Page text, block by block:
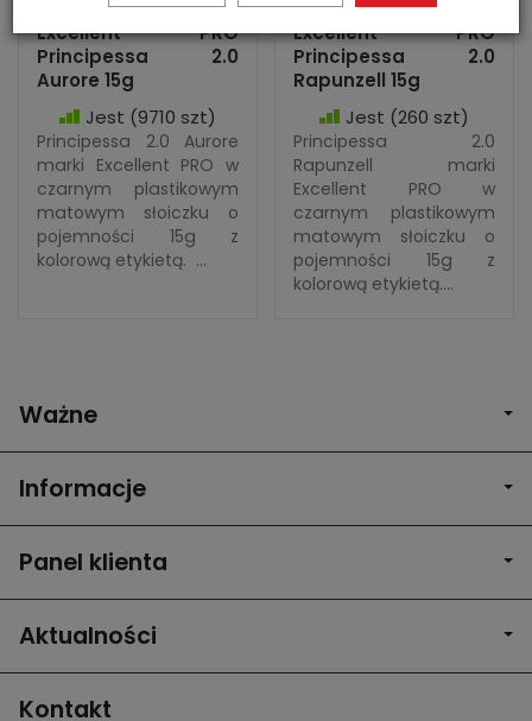
Excellent PRO
Principessa 2.0
Aurore 15g
Jest (9710 szt)
Principessa 2.0 Aurore
marki Excellent PRO w
czarnym plastikowym
matowym słoiczku o
pojemności 15g z
kolorową etykietą. ...
Excellent PRO
Principessa 2.0
Rapunzell 15g
Jest (260 szt)
Principessa 2.0
Rapunzell marki
Excellent PRO w
czarnym plastikowym
matowym słoiczku o
pojemności 15g z
kolorową etykietą....
Ważne
Informacje
Panel klienta
Aktualności
Kontakt